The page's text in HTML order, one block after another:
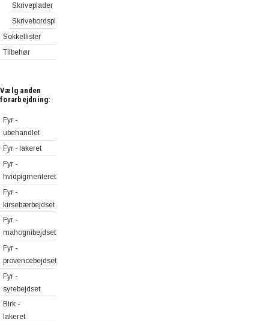
Skriveplader
Skrivebordsplader
Sokkellister
Tilbehør
Vælg anden
forarbejdning:
Fyr -
ubehandlet
Fyr - lakeret
Fyr -
hvidpigmenteret
Fyr -
kirsebærbejdset
Fyr -
mahognibejdset
Fyr -
provencebejdset
Fyr -
syrebejdset
Birk -
lakeret